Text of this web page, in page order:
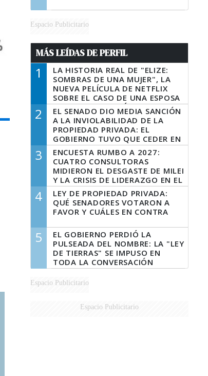
Espacio Publicitario
MÁS LEÍDAS DE PERFIL
1
LA HISTORIA REAL DE "ELIZE:
SOMBRAS DE UNA MUJER", LA
NUEVA PELÍCULA DE NETFLIX
SOBRE EL CASO DE UNA ESPOSA
QUE DESCUARTIZÓ A SU
MARIDO
2
EL SENADO DIO MEDIA SANCIÓN
A LA INVIOLABILIDAD DE LA
PROPIEDAD PRIVADA: EL
GOBIERNO TUVO QUE CEDER EN
LA LEY DEL MANEJO DEL FUEGO
3
ENCUESTA RUMBO A 2027:
CUATRO CONSULTORAS
MIDIERON EL DESGASTE DE MILEI
Y LA CRISIS DE LIDERAZGO EN EL
PERONISMO
4
LEY DE PROPIEDAD PRIVADA:
QUÉ SENADORES VOTARON A
FAVOR Y CUÁLES EN CONTRA
5
EL GOBIERNO PERDIÓ LA
PULSEADA DEL NOMBRE: LA "LEY
DE TIERRAS" SE IMPUSO EN
TODA LA CONVERSACIÓN
DIGITAL
Espacio Publicitario
Espacio Publicitario